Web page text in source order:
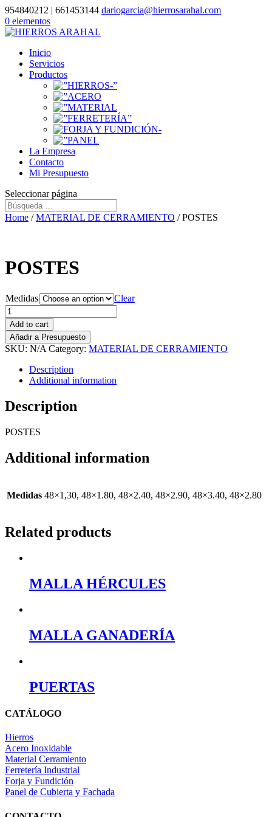
954840212 | 661453144 dariogarcia@hierrosarahal.com
0 elementos
Inicio
Servicios
Productos
La Empresa
Contacto
Mi Presupuesto
Seleccionar página
Home /MATERIAL DE CERRAMIENTO / POSTES
POSTES
Medidas
Clear
POSTES
quantity
Add to cart
Añadir a Presupuesto
SKU: N/A Category: MATERIAL DE CERRAMIENTO
Description
Additional information
Description
POSTES
Additional information
Medidas 48×1,30, 48×1.80, 48×2.40, 48×2.90, 48×3.40, 48×2.80
Related products
MALLA HÉRCULES
MALLA GANADERÍA
PUERTAS
CATÁLOGO
Hierros
Acero Inoxidable
Material Cerramiento
Ferretería Industrial
Forja y Fundición
Panel de Cubierta y Fachada